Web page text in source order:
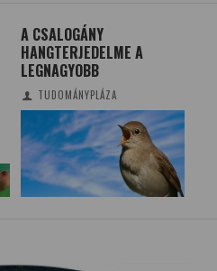
A CSALOGÁNY
HANGTERJEDELME A
LEGNAGYOBB
TUDOMÁNYPLÁZA